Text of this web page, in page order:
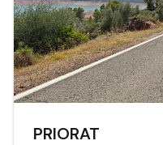
PRIORAT